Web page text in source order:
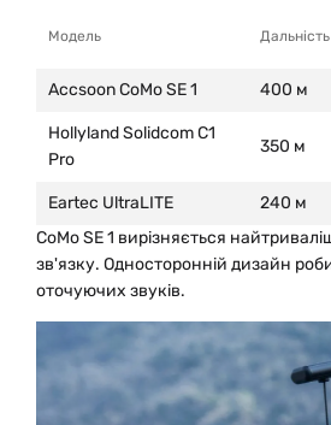
Модель Дальність
Accsoon CoMo SE 1 400 м
Hollyland Solidcom C1
Pro
350 м
Eartec UltraLITE 240 м
CoMo SE 1 вирізняється
зв'язку. Односторонній дизайн
оточуючих звуків.